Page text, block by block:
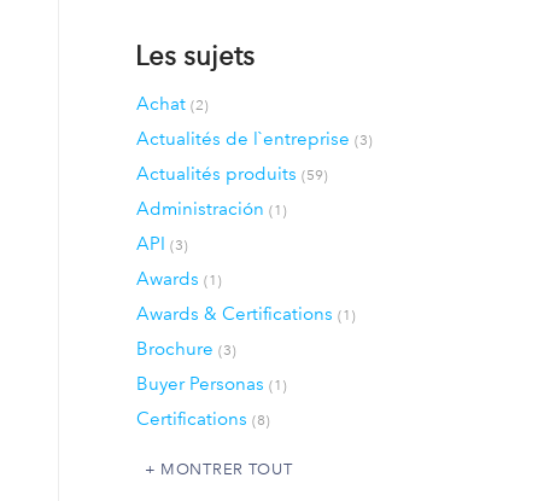
Les sujets
Achat(2)
Actualités de l`entreprise(3)
Actualités produits(59)
Administración(1)
API(3)
Awards(1)
Awards & Certifications(1)
Brochure(3)
Buyer Personas(1)
Certifications(8)
MONTRER TOUT